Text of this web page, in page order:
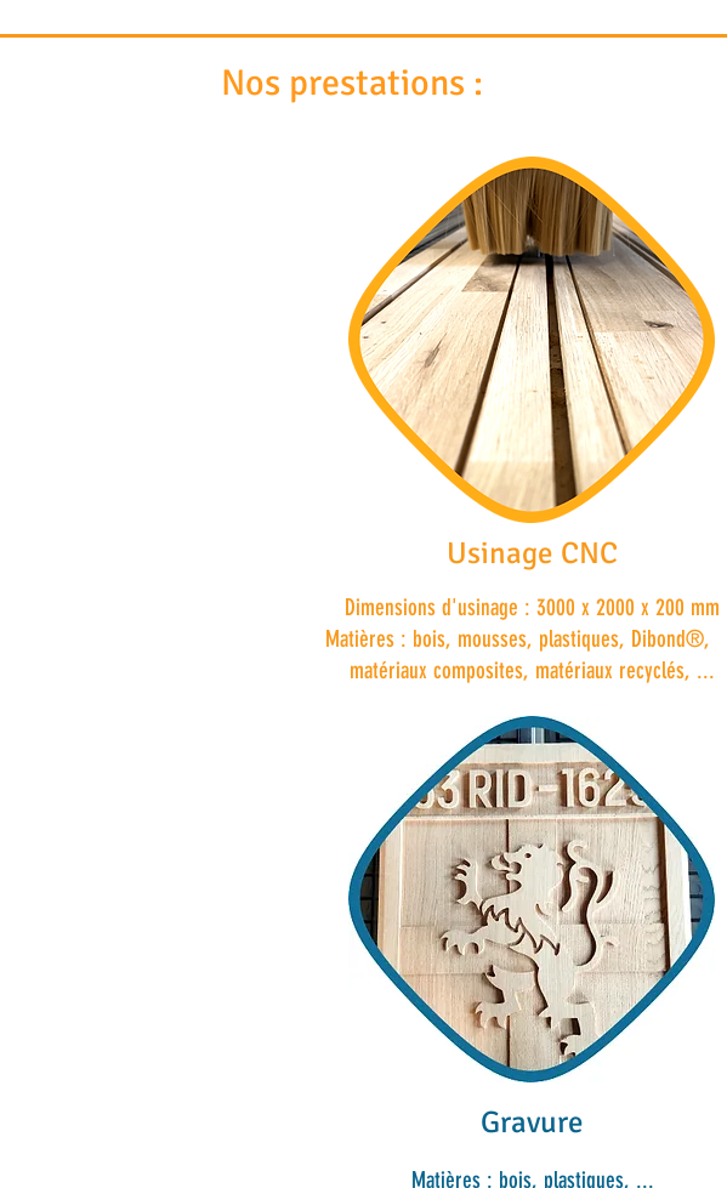
Nos prestations :
Usinage CNC
Dimensions d'usinage : 3000 x 2000 x 200 mm
Matières : bois, mousses, plastiques, Dibond®,
matériaux composites, matériaux recyclés, ...
Gravure
Matières : bois, plastiques, ...